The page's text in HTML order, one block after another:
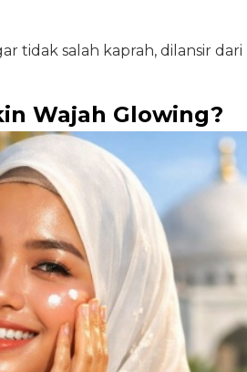
tidak salah kaprah, dilansir dari
Wajah Glowing?